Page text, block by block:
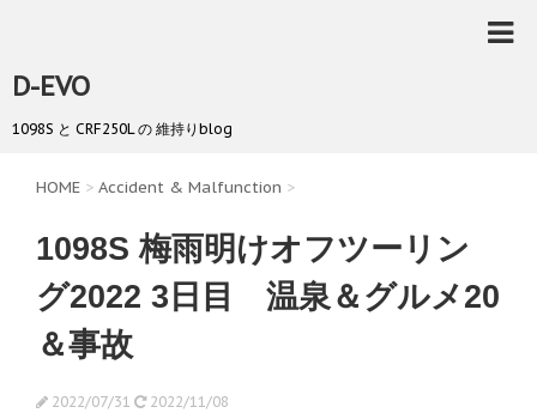
D-EVO
1098S と CRF250L の 維持りblog
HOME > Accident & Malfunction >
1098S 梅雨明けオフツーリン
グ2022 3日目 温泉＆グルメ20
＆事故
2022/07/31 2022/11/08